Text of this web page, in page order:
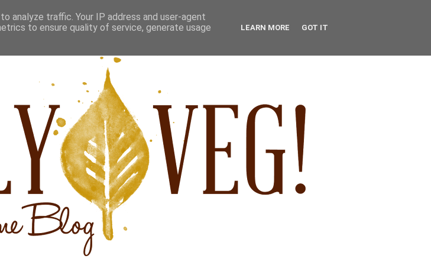
analyze traffic. Your IP address and user-agent
to ensure quality of service, generate usage
LEARN MORE GOT IT